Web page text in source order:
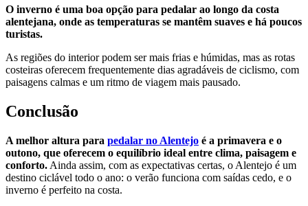
O inverno é uma boa opção para pedalar ao longo da costa
alentejana, onde as temperaturas se mantêm suaves e há poucos
turistas.
As regiões do interior podem ser mais frias e húmidas, mas as rotas
costeiras oferecem frequentemente dias agradáveis de ciclismo, com
paisagens calmas e um ritmo de viagem mais pausado.
Conclusão
A melhor altura para pedalar no Alentejo é a primavera e o
outono, que oferecem o equilíbrio ideal entre clima, paisagem e
conforto. Ainda assim, com as expectativas certas, o Alentejo é um
destino ciclável todo o ano: o verão funciona com saídas cedo, e o
inverno é perfeito na costa.